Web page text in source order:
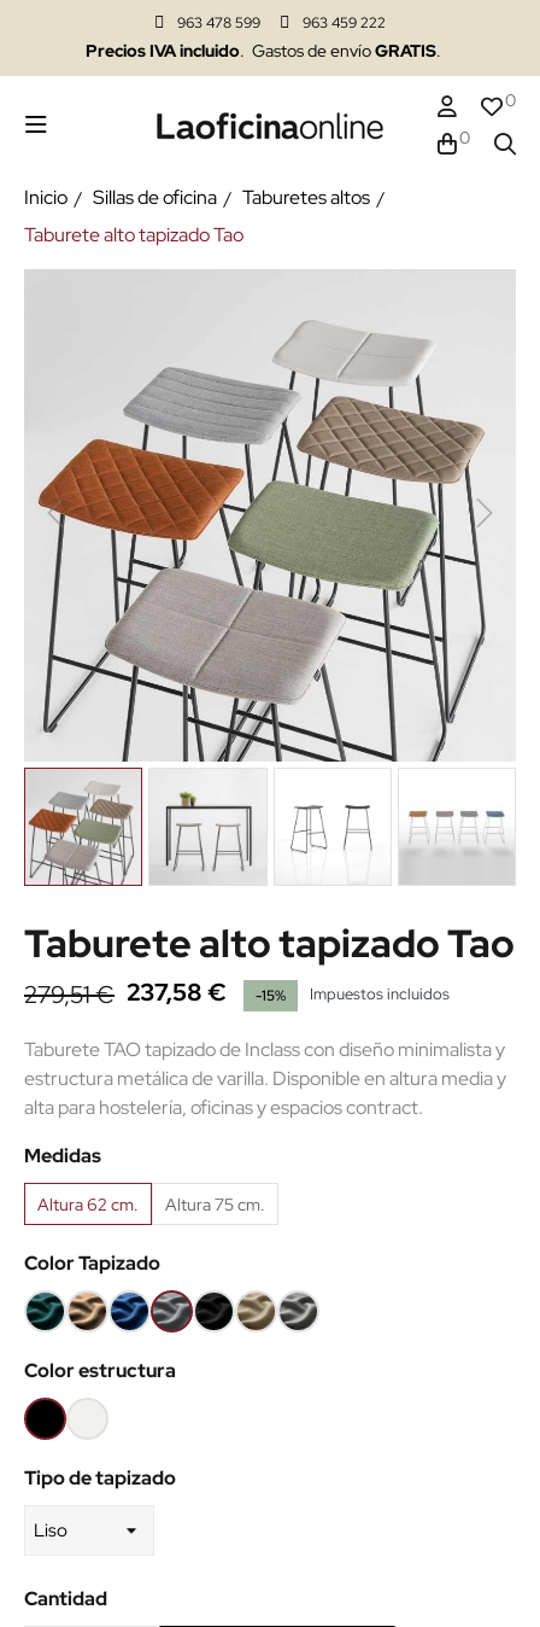
963 478 599 963 459 222
Precios IVA incluido. Gastos de envíoGRATIS.
0
0
Inicio Sillas de oficina
Taburetes altos
Taburete alto tapizado Tao
Taburete alto tapizado Tao
279,51 € 237,58 € -15% Impuestos incluidos
Taburete TAO tapizado de Inclass con diseño minimalista y
estructura metálica de varilla. Disponible en altura media y
alta para hostelería, oficinas y espacios contract.
Medidas
Altura 62 cm. Altura 75 cm.
Color Tapizado
Verde
47
Taupe
132
Azul Gris
108
NegroEcopiel
Taupe
Ecopiel
Gris
Color estructura
NegroBlanco
Tipo de tapizado
Cantidad